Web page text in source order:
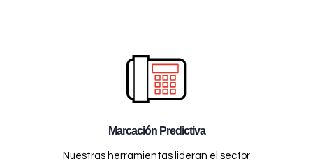
Marcación Predictiva
Nuestras herramientas lideran el sector